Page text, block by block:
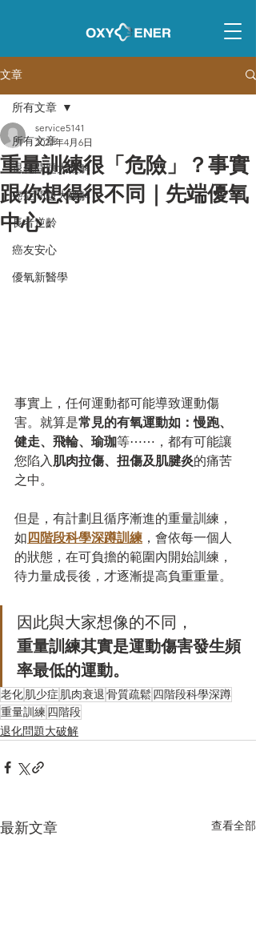
文章
所有文章
退化問題大破解
癌症問題大破解
長者逆齡
癌友安心
優氧新醫學
所有文章
重量訓練很「危險」？事實
跟你想得很不同｜先端優氧
中心
service5141
2021年4月6日
事實上，任何運動都可能導致運動傷
害。就算是常見的有氧運動如：慢跑、
健走、飛輪、瑜珈等⋯⋯，都有可能讓
您陷入肌肉拉傷、扭傷及肌腱炎的痛苦
之中。
但是，有計劃且循序漸進的重量訓練，
如 四階段科學深蹲訓練，會依每一個人
的狀態，在可負擔的範圍內開始訓練，
待力量成長後，才逐漸提高負重重量。
因此與大家想像的不同，
重量訓練其實是運動傷害發生頻
率最低的運動。
老化肌少症 肌肉衰退骨質疏鬆 四階段科學深蹲
重量訓練 四階段
退化問題大破解
最新文章 查看全部